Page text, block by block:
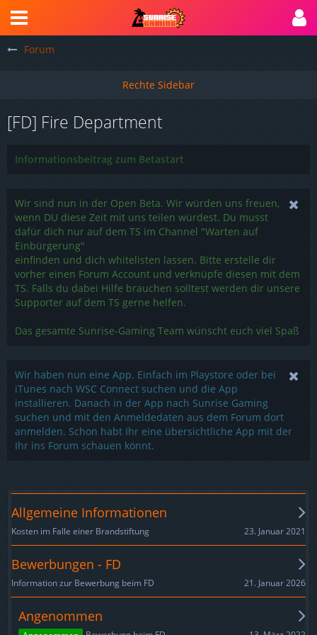
Forum
[FD] Fire Department
Informationsbeitrag zum Betastart
Wir sind nun in der Open Beta. Wir würden uns freuen,
wenn DU diese Zeit mit uns teilen würdest. Du musst
dafür dich nur auf dem TS im Channel "Warten auf
Einbürgerung"
einfinden und dich whitelisten lassen. Bitte erstelle dir
vorher einen Forum Account und verknüpfe diesen mit dem
TS. Falls du dabei Hilfe brauchen solltest werden dir unsere
Supporter auf dem TS gerne helfen.
Das gesamte Sunrise-Gaming Team wünscht euch viel Spaß
Wir haben nun eine App. Einfach im Playstore oder bei
iTunes nach WSC Connect suchen und die App
installieren. Danach in der App nach Sunrise Gaming
suchen und mit den Anmeldedaten aus dem Forum dort
anmelden. Schon habt Ihr eine übersichtliche App mit der
Ihr ins Forum schauen könnt.
Allgemeine Informationen
Kosten im Falle einer Brandstiftung 23. Januar 2021
Bewerbungen - FD
Information zur Bewerbung beim FD 21. Januar 2026
Angenommen